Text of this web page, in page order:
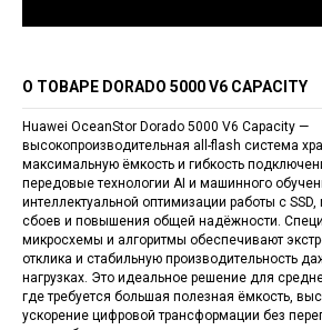
О ТОВАРЕ DORADO 5000 V6 CAPACITY
Huawei OceanStor Dorado 5000 V6 Capacity —
высокопроизводительная all-flash система
максимальную ёмкость и гибкость
передовые технологии AI и машинного
интеллектуальной оптимизации работы с
сбоев и повышения общей надёжности.
микросхемы и алгоритмы обеспечивают
отклика и стабильную производительность
нагрузках. Это идеальное решение для
где требуется большая полезная ёмкость,
ускорение цифровой трансформации без